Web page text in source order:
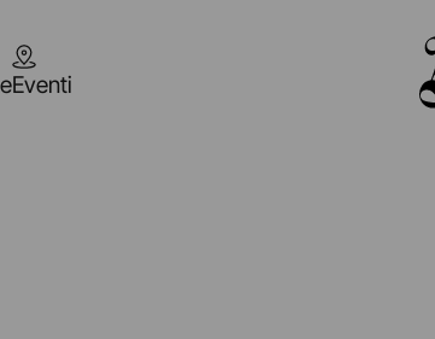
Eventi